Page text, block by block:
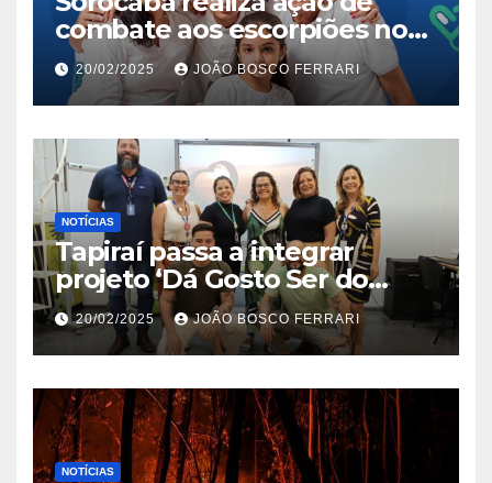
combate aos escorpiões no
Jardim São Carlos
20/02/2025 JOÃO BOSCO FERRARI
NOTÍCIAS
Tapiraí passa a integrar
projeto ‘Dá Gosto Ser do
Ribeira’ | ASN São Paulo
20/02/2025 JOÃO BOSCO FERRARI
NOTÍCIAS